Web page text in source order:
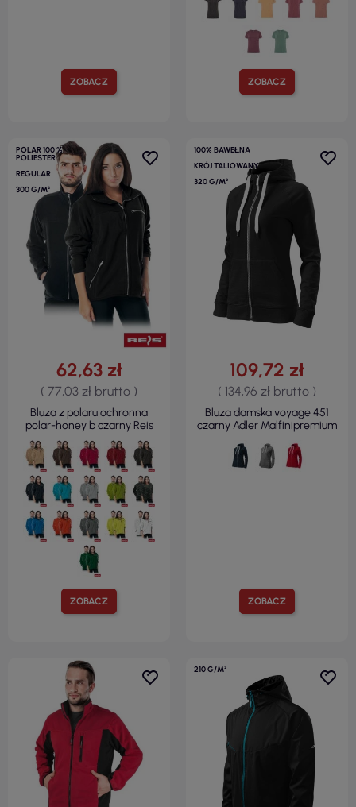
ZOBACZ ZOBACZ
POLAR 100 %
POLIESTER
REGULAR
300 G/M²
ZOBACZ
62,63 zł
( 77,03 zł brutto )
Bluza z polaru ochronna
polar-honey b czarny Reis
100% BAWEŁNA
KRÓJ TALIOWANY
320 G/M²
ZOBACZ
109,72 zł
( 134,96 zł brutto )
Bluza damska voyage 451
czarny Adler Malfinipremium
210 G/M²